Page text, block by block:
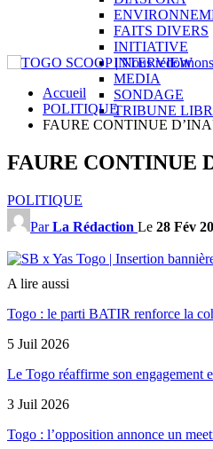
FAITS DIVERS
INITIATIVE
INTERVIEW
MEDIA
SONDAGE
TRIBUNE
Accueil
POLITIQUE
FAURE CONTINUE
FAURE CONTINUE
POLITIQUE
ParLa Rédaction Le 28 Fév
A lire aussi
Togo : le parti BATIR renforce la
5 Juil 2026
Le Togo réaffirme son
3 Juil 2026
Togo : l’opposition annonce un